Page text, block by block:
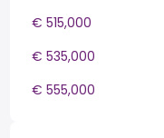
€ 515,000
€ 535,000
€ 555,000